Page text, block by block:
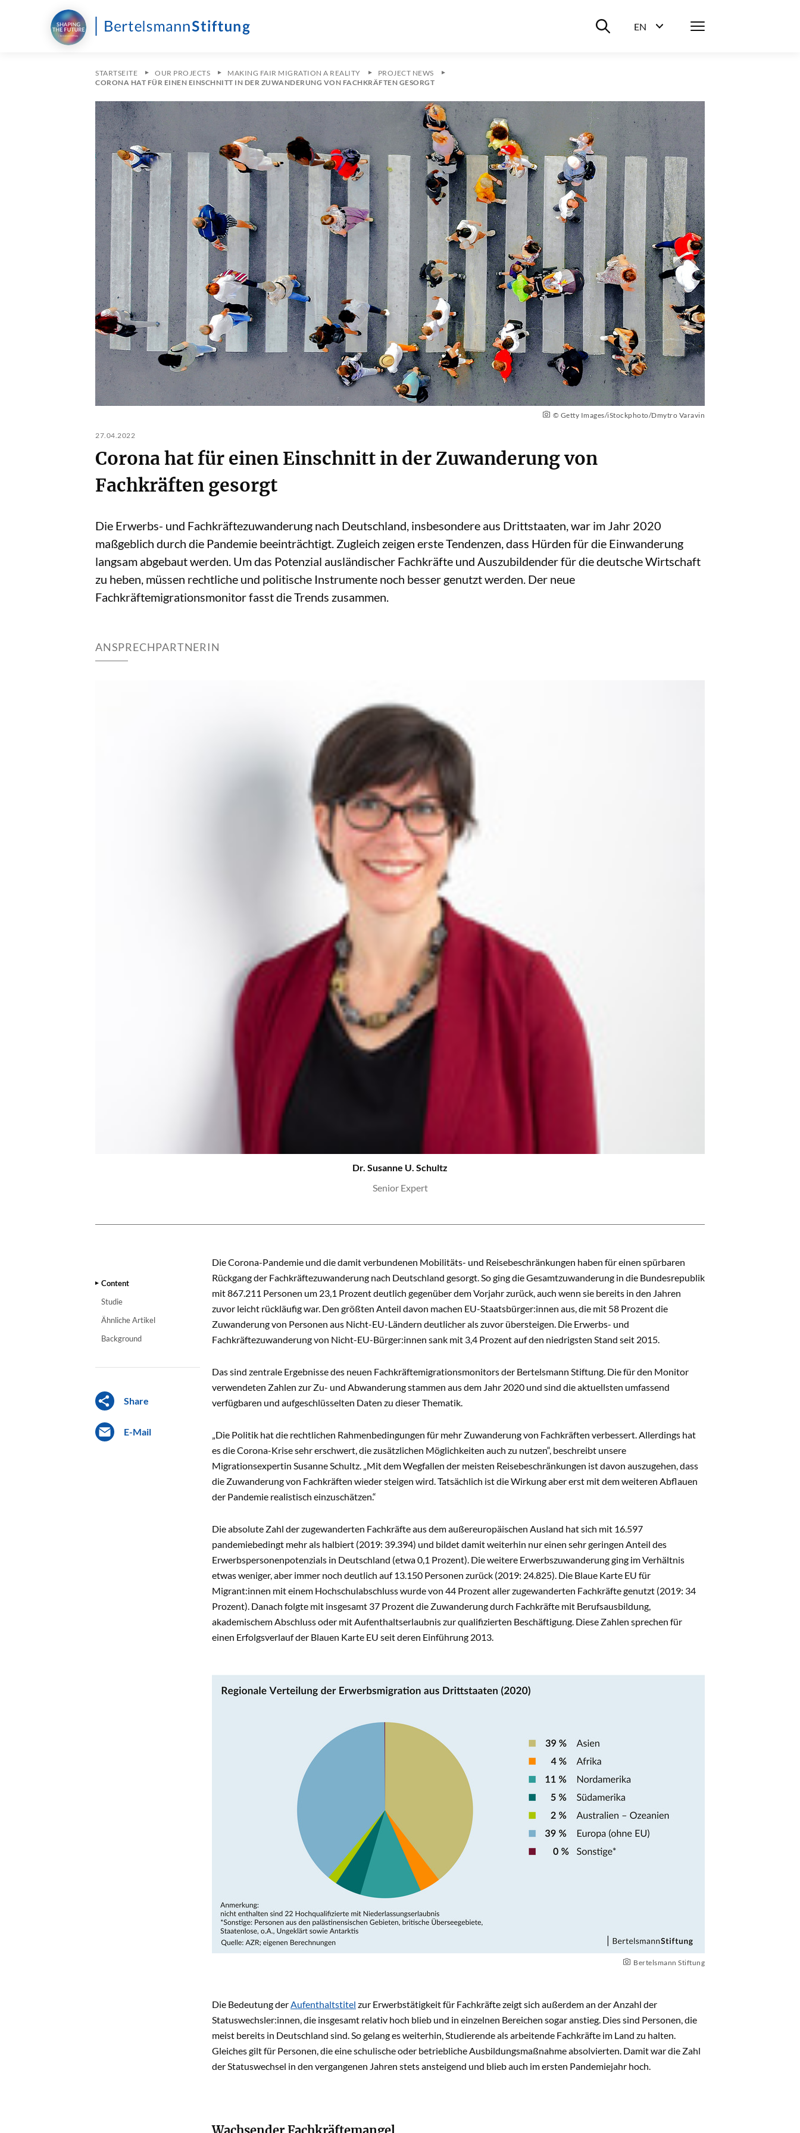
Suche ein-/ausblenden
EN
Menü
STARTSEITE OUR PROJECTS MAKING FAIR MIGRATION A REALITY
PROJECT NEWS
CORONA HAT FÜR EINEN EINSCHNITT IN DER ZUWANDERUNG VON FACHKRÄFTEN GESORGT
© Getty Images/iStockphoto/Dmytro Varavin
27.04.2022
Corona hat für einen Einschnitt in der Zuwanderung von
Fachkräften gesorgt
Die Erwerbs- und Fachkräftezuwanderung nach Deutschland, insbesondere aus Drittstaaten, war im Jahr 2020
maßgeblich durch die Pandemie beeinträchtigt. Zugleich zeigen erste Tendenzen, dass Hürden für die Einwanderung
langsam abgebaut werden. Um das Potenzial ausländischer Fachkräfte und Auszubildender für die deutsche Wirtschaft
zu heben, müssen rechtliche und politische Instrumente noch besser genutzt werden. Der neue
Fachkräftemigrationsmonitor fasst die Trends zusammen.
ANSPRECHPARTNERIN
Dr. Susanne U. Schultz
Senior Expert
Content
Studie
Ähnliche Artikel
Background
Share
E-Mail
CONTENT
Die Corona-Pandemie und die damit verbundenen Mobilitäts- und Reisebeschränkungen haben für einen spürbaren
Rückgang der Fachkräftezuwanderung nach Deutschland gesorgt. So ging die Gesamtzuwanderung in die Bundesrepublik
mit 867.211 Personen um 23,1 Prozent deutlich gegenüber dem Vorjahr zurück, auch wenn sie bereits in den Jahren
zuvor leicht rückläufig war. Den größten Anteil davon machen EU-Staatsbürger:innen aus, die mit 58 Prozent die
Zuwanderung von Personen aus Nicht-EU-Ländern deutlicher als zuvor übersteigen. Die Erwerbs- und
Fachkräftezuwanderung von Nicht-EU-Bürger:innen sank mit 3,4 Prozent auf den niedrigsten Stand seit 2015.
Das sind zentrale Ergebnisse des neuen Fachkräftemigrationsmonitors der Bertelsmann Stiftung. Die für den Monitor
verwendeten Zahlen zur Zu- und Abwanderung stammen aus dem Jahr 2020 und sind die aktuellsten umfassend
verfügbaren und aufgeschlüsselten Daten zu dieser Thematik.
„Die Politik hat die rechtlichen Rahmenbedingungen für mehr Zuwanderung von Fachkräften verbessert. Allerdings hat
es die Corona-Krise sehr erschwert, die zusätzlichen Möglichkeiten auch zu nutzen“, beschreibt unsere
Migrationsexpertin Susanne Schultz. „Mit dem Wegfallen der meisten Reisebeschränkungen ist davon auszugehen, dass
die Zuwanderung von Fachkräften wieder steigen wird. Tatsächlich ist die Wirkung aber erst mit dem weiteren Abflauen
der Pandemie realistisch einzuschätzen.“
Die absolute Zahl der zugewanderten Fachkräfte aus dem außereuropäischen Ausland hat sich mit 16.597
pandemiebedingt mehr als halbiert (2019: 39.394) und bildet damit weiterhin nur einen sehr geringen Anteil des
Erwerbspersonenpotenzials in Deutschland (etwa 0,1 Prozent). Die weitere Erwerbszuwanderung ging im Verhältnis
etwas weniger, aber immer noch deutlich auf 13.150 Personen zurück (2019: 24.825). Die Blaue Karte EU für
Migrant:innen mit einem Hochschulabschluss wurde von 44 Prozent aller zugewanderten Fachkräfte genutzt (2019: 34
Prozent). Danach folgte mit insgesamt 37 Prozent die Zuwanderung durch Fachkräfte mit Berufsausbildung,
akademischem Abschluss oder mit Aufenthaltserlaubnis zur qualifizierten Beschäftigung. Diese Zahlen sprechen für
einen Erfolgsverlauf der Blauen Karte EU seit deren Einführung 2013.
Bertelsmann Stiftung
Die Bedeutung derAufenthaltstitel zur Erwerbstätigkeit für Fachkräfte zeigt sich außerdem an der Anzahl der
Statuswechsler:innen, die insgesamt relativ hoch blieb und in einzelnen Bereichen sogar anstieg. Dies sind Personen, die
meist bereits in Deutschland sind. So gelang es weiterhin, Studierende als arbeitende Fachkräfte im Land zu halten.
Gleiches gilt für Personen, die eine schulische oder betriebliche Ausbildungsmaßnahme absolvierten. Damit war die Zahl
der Statuswechsel in den vergangenen Jahren stets ansteigend und blieb auch im ersten Pandemiejahr hoch.